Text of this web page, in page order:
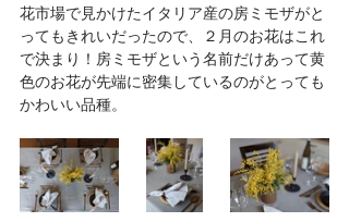
花市場で見かけたイタリア産の房ミモザがと
ってもきれいだったので、２月のお花はこれ
で決まり！房ミモザという名前だけあって黄
色のお花が先端に密集しているのがとっても
かわいい品種。